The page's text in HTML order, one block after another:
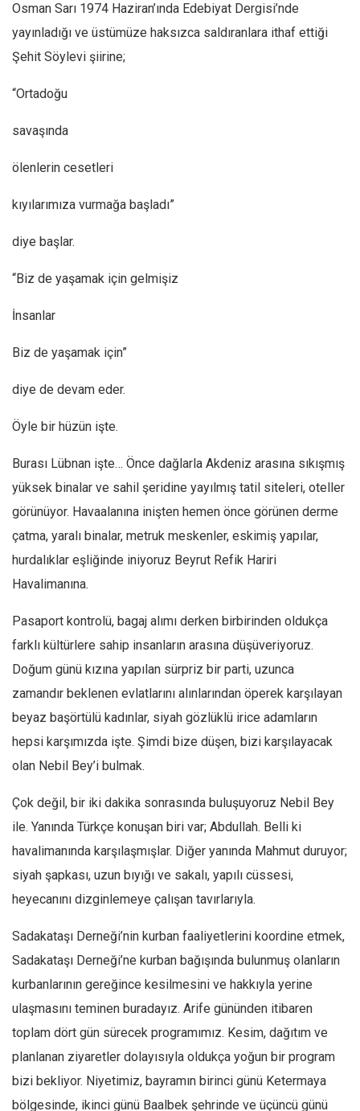
7 soruda bu hafta
Ekonomi
Manzara
Sağlık
Türkiye
Siyaset
Amerika
Avustralya
Dosyalar
Osman Sarı 1974 Haziran’ında Edebiyat Dergisi’nde
yayınladığı ve üstümüze haksızca saldıranlara ithaf ettiği
Şehit Söylevi şiirine;
“Ortadoğu
savaşında
ölenlerin cesetleri
kıyılarımıza vurmağa başladı”
diye başlar.
“Biz de yaşamak için gelmişiz
İnsanlar
Biz de yaşamak için”
diye de devam eder.
Öyle bir hüzün işte.
Burası Lübnan işte… Önce dağlarla Akdeniz arasına sıkışmış
yüksek binalar ve sahil şeridine yayılmış tatil siteleri, oteller
görünüyor. Havaalanına inişten hemen önce görünen derme
çatma, yaralı binalar, metruk meskenler, eskimiş yapılar,
hurdalıklar eşliğinde iniyoruz Beyrut Refik Hariri
Havalimanına.
Pasaport kontrolü, bagaj alımı derken birbirinden oldukça
farklı kültürlere sahip insanların arasına düşüveriyoruz.
Doğum günü kızına yapılan sürpriz bir parti, uzunca
zamandır beklenen evlatlarını alınlarından öperek karşılayan
beyaz başörtülü kadınlar, siyah gözlüklü irice adamların
hepsi karşımızda işte. Şimdi bize düşen, bizi karşılayacak
olan Nebil Bey’i bulmak.
Çok değil, bir iki dakika sonrasında buluşuyoruz Nebil Bey
ile. Yanında Türkçe konuşan biri var; Abdullah. Belli ki
havalimanında karşılaşmışlar. Diğer yanında Mahmut duruyor;
siyah şapkası, uzun bıyığı ve sakalı, yapılı cüssesi,
heyecanını dizginlemeye çalışan tavırlarıyla.
Sadakataşı Derneği’nin kurban faaliyetlerini koordine etmek,
Sadakataşı Derneği’ne kurban bağışında bulunmuş olanların
kurbanlarının gereğince kesilmesini ve hakkıyla yerine
ulaşmasını teminen buradayız. Arife gününden itibaren
toplam dört gün sürecek programımız. Kesim, dağıtım ve
planlanan ziyaretler dolayısıyla oldukça yoğun bir program
bizi bekliyor. Niyetimiz, bayramın birinci günü Ketermaya
bölgesinde, ikinci günü Baalbek şehrinde ve üçüncü günü